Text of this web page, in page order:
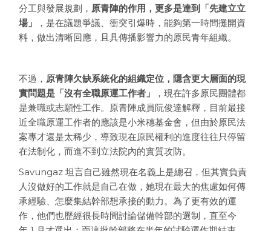
分工與發展規劃， 原青陣的作用，更多是達到「先建立立
場」
，是在議題爭議、衝突引爆時，能夠第一時間攤開資
料，做出清晰回應，且具傳播影響力的原民青年組織。
不過， 原青陣欠缺系統化的組織定位，隱含更大層面的現
實問題是「沒有全職原運工作者」
，現在許多原民團體都
是兼職或志願性工作。原青陣成員阮俊達解釋，目前最接
近全職原運工作者的應該是小米穗基金會，但由於原民法
案專才還是太稀少，導致現在原民權利的進度往往只停留
在法制化，而進不到立法院內的實質攻防。
Savungaz 坦言自己雖然現在名義上是總召，但其實負責
人沒做好的工作就是自己在做，她現在最大的焦慮如何傳
承經驗、怎麼集結幹部想承接的動力。為了更有效的運
作，他們也歷經很長時間討論儲備幹部的選制，直至今